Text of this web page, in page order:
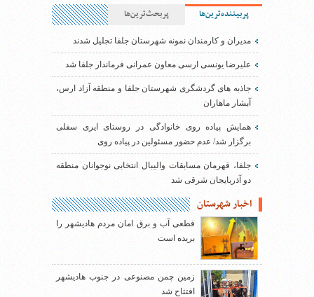
پربیننده‌ترین‌ها پربحث‌ترین‌ها
مدیران و کارمندان نمونه شهرستان جلفا تجلیل شدند
علیرضا یونسی ارسی معاون عمرانی فرماندار جلفا شد
جاذبه های گردشگری شهرستان جلفا و منطقه آزاد ارس،
آبشار ماهاران
همایش پیاده روی خانوادگی در روستای ایری سفلی
برگزار شد/ عدم حضور مسئولین در پیاده روی
جلفا، قهرمان مسابقات والیبال انتخابی نوجوانان منطقه
دو آذربایجان شرقی شد
اخبار شهرستان
قطعی آب و برق امان مردم هادیشهر را
بریده است
زمین چمن مصنوعی در جنوب هادیشهر
افتتاح شد